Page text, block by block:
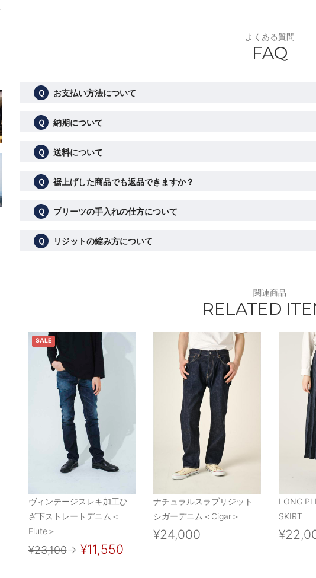
よくある質問
FAQ
Ｑ お支払い方法について
Ｑ 納期について
Ｑ 送料について
Ｑ 裾上げした商品でも返品できますか？
Ｑ プリーツの手入れの仕方について
Ｑ リジットの縮み方について
関連商品
RELATED
SALE
ヴィンテージスレキ加工ひ
ざ下ストレートデニム＜
Flute＞
¥23,100→ ¥11,550
ナチュラルスラブリジット
シガーデニム＜Cigar＞
¥24,000
LONG
SKIRT